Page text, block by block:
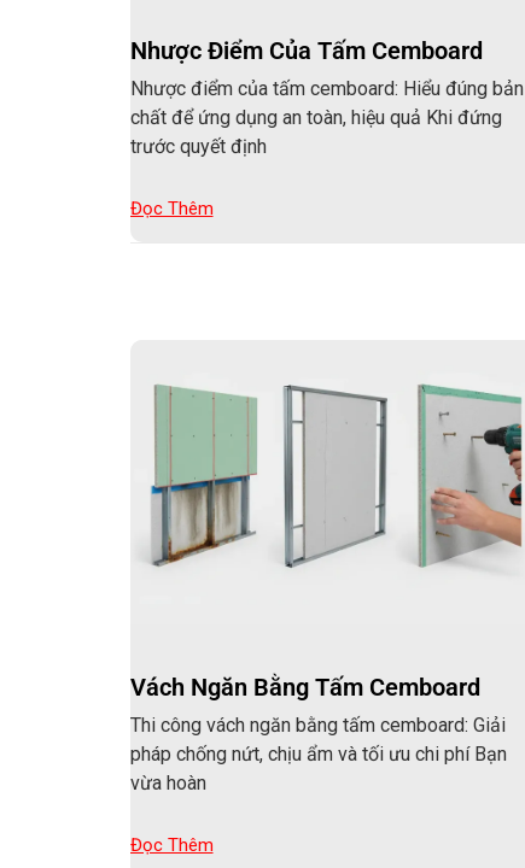
Nhược Điểm Của Tấm Cemboard
Nhược điểm của tấm cemboard: Hiểu đúng bản
chất để ứng dụng an toàn, hiệu quả Khi đứng
trước quyết định
Đọc Thêm
Vách Ngăn Bằng Tấm Cemboard
Thi công vách ngăn bằng tấm cemboard: Giải
pháp chống nứt, chịu ẩm và tối ưu chi phí Bạn
vừa hoàn
Đọc Thêm